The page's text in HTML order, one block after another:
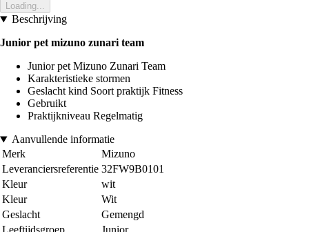
Loading...
Beschrijving
Junior pet mizuno zunari team
Junior pet Mizuno Zunari Team
Karakteristieke stormen
Geslacht kind Soort praktijk Fitness
Gebruikt
Praktijkniveau Regelmatig
Aanvullende informatie
Merk
Mizuno
Leveranciersreferentie 32FW9B0101
Kleur
wit
Kleur
Wit
Geslacht
Gemengd